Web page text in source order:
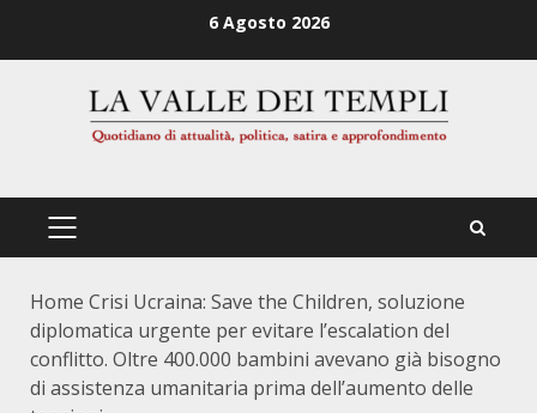
6 Agosto 2026
PRIMÄRES
Home Crisi Ucraina: Save the Children, soluzione
diplomatica urgente per evitare l’escalation del
conflitto. Oltre 400.000 bambini avevano già bisogno
di assistenza umanitaria prima dell’aumento delle